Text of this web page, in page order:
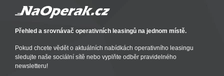
Přehled a srovnávač operativních leasingů na jednom místě.
Pokud chcete vědět o aktuálních nabídkách operativního leasingu
sledujte naše sociální sítě nebo vyplňte odběr pravidelného
newsletteru!